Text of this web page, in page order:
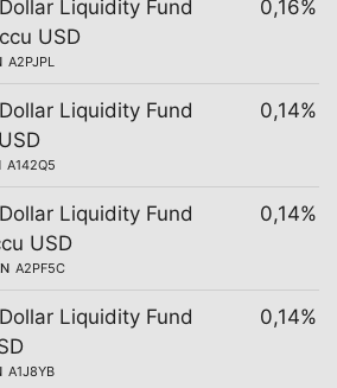
Liquidity Fund
USD
A2PJPL
0,16%
Liquidity Fund
A142Q5
0,14%
Liquidity Fund
USD
A2PF5C
0,14%
Liquidity Fund
A1J8YB
0,14%